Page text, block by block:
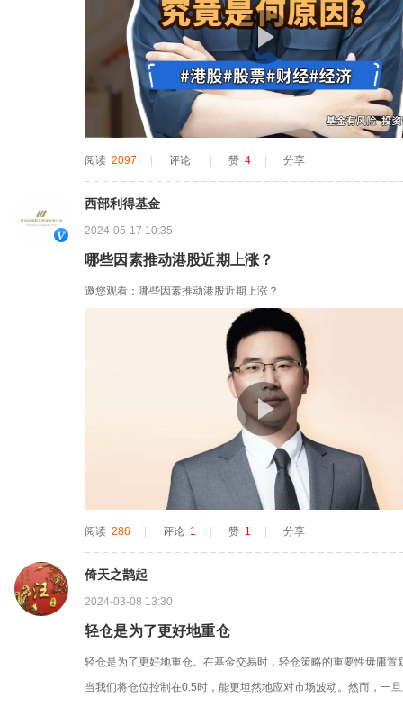
阅读 2097 | 评论 | 赞 4 | 分享
西部利得基金
2024-05-17 10:35
哪些因素推动港股近期上涨？
邀您观看：哪些因素推动港股近期上涨？
阅读 286 评论 1 赞 1 分享
倚天之鹊起
2024-03-08 13:30
轻仓是为了更好地重仓
轻仓是为了更好地重仓。在基金交易时，轻仓策略的重要性毋庸
当我们将仓位控制在0.5时，能更坦然地应对市场波动。然而，一